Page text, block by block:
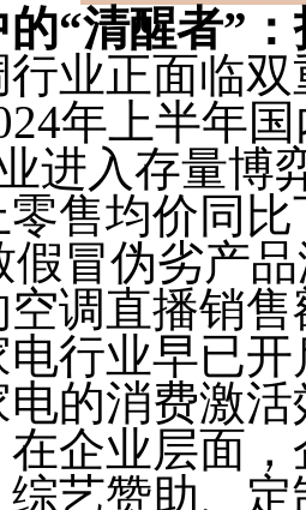
“清醒者”
业正面临
年上半年
进入存量博
售均价同
假冒伪劣产
调直播销
行业早已
电的消费激
企业层面
艺赞助、